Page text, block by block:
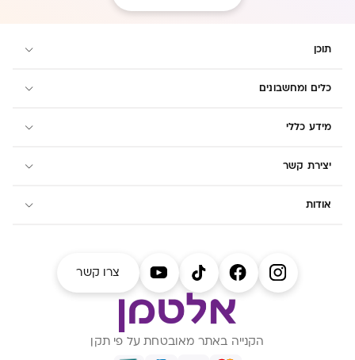
תוכן
כלים ומחשבונים
מידע כללי
יצירת קשר
אודות
צרו קשר
הקנייה באתר מאובטחת על פי תקן